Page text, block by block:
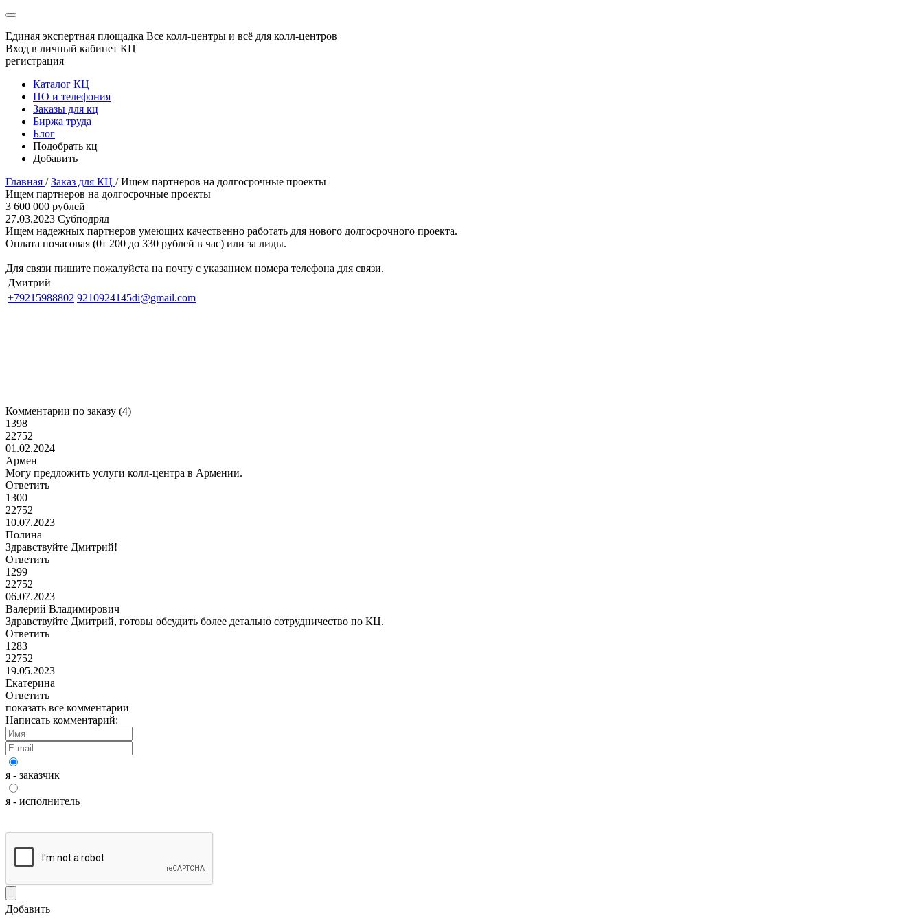
Единая экспертная площадка Все колл-центры и всё для колл-центров
Вход в личный кабинет КЦ
регистрация
Каталог КЦ
ПО и телефония
Заказы для кц
Биржа труда
Блог
Подобрать кц
Добавить
Главная / Заказ для КЦ / Ищем партнеров на долгосрочные проекты
Ищем партнеров на долгосрочные проекты
3 600 000 рублей
27.03.2023 Субподряд
Ищем надежных партнеров умеющих качественно работать для нового долгосрочного проекта.
Оплата почасовая (0т 200 до 330 рублей в час) или за лиды.
Для связи пишите пожалуйста на почту с указанием номера телефона для связи.
Дмитрий
+79215988802 9210924145di@gmail.com
Комментарии по заказу (4)
1398
22752
01.02.2024
Армен
Могу предложить услуги колл-центра в Армении.
Ответить
1300
22752
10.07.2023
Полина
Здравствуйте Дмитрий!
Ответить
1299
22752
06.07.2023
Валерий Владимирович
Здравствуйте Дмитрий, готовы обсудить более детально сотрудничество по КЦ.
Ответить
1283
22752
19.05.2023
Екатерина
Ответить
показать все комментарии
Написать комментарий:
я - заказчик
я - исполнитель
Добавить